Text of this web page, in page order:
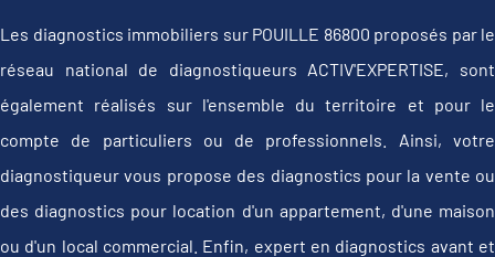
Les diagnostics immobiliers sur POUILLE 86800 proposés par le
réseau national de diagnostiqueurs ACTIV'EXPERTISE, sont
également réalisés sur l'ensemble du territoire et pour le
compte de particuliers ou de professionnels. Ainsi, votre
diagnostiqueur vous propose des diagnostics pour la vente ou
des diagnostics pour location d'un appartement, d'une maison
ou d'un local commercial. Enfin, expert en diagnostics avant et